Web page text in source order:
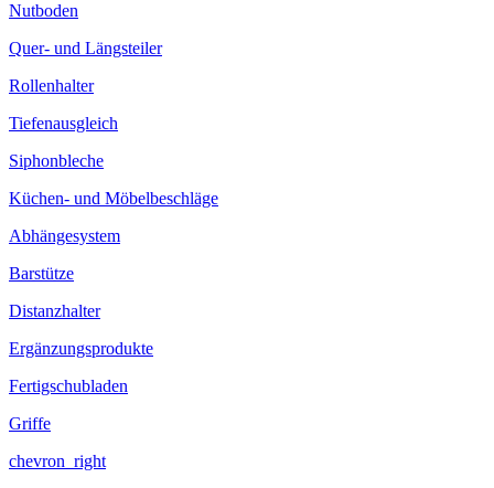
Nutboden
Quer- und Längsteiler
Rollenhalter
Tiefenausgleich
Siphonbleche
Küchen- und Möbelbeschläge
Abhängesystem
Barstütze
Distanzhalter
Ergänzungsprodukte
Fertigschubladen
Griffe
chevron_right